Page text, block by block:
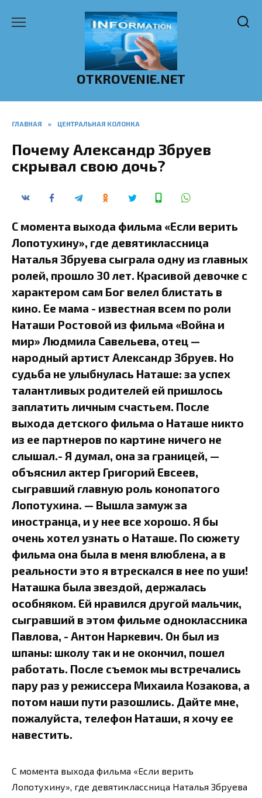
OTKROVENIE.NET
ГЛАВНАЯ » ЦЕНТРАЛЬНАЯ КОЛОНКА
Почему Александр Збруев
скрывал свою дочь?
С момента выхода фильма «Если верить
Лопотухину», где девятиклассница
Наталья Збруева сыграла одну из главных
ролей, прошло 30 лет. Красивой девочке с
характером сам Бог велел блистать в
кино. Ее мама - известная всем по роли
Наташи Ростовой из фильма «Война и
мир» Людмила Савельева, отец —
народный артист Александр Збруев. Но
судьба не улыбнулась Наташе: за успех
талантливых родителей ей пришлось
заплатить личным счастьем. После
выхода детского фильма о Наташе никто
из ее партнеров по картине ничего не
слышал.- Я думал, она за границей, —
объяснил актер Григорий Евсеев,
сыгравший главную роль конопатого
Лопотухина. — Вышла замуж за
иностранца, и у нее все хорошо. Я бы
очень хотел узнать о Наташе. По сюжету
фильма она была в меня влюблена, а в
реальности это я втрескался в нее по уши!
Наташка была звездой, держалась
особняком. Ей нравился другой мальчик,
сыгравший в этом фильме одноклассника
Павлова, - Антон Наркевич. Он был из
шпаны: школу так и не окончил, пошел
работать. После съемок мы встречались
пару раз у режиссера Михаила Козакова, а
потом наши пути разошлись. Дайте мне,
пожалуйста, телефон Наташи, я хочу ее
навестить.
С момента выхода фильма «Если верить
Лопотухину», где девятиклассница Наталья Збруева